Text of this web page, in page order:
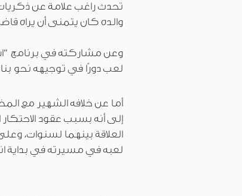
تحدث راغب علامة عن ذكريات
والده كان يتمنى أن يراه
لعب دورًا في توجيهه نحو
أما عن خلافه الشهير مع
إلى أنه بسبب عقود
العلاقة بينهما لسنوات،
لعبه في مسيرته في بداية